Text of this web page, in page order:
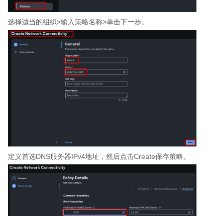
选择适当的组织>输入策略名称>单击下一步。
定义首选DNS服务器IPv4地址，然后点击Create保存策略。